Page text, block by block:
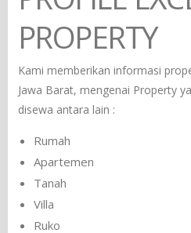
PROPERTY
Kami memberikan informasi
Jawa Barat, mengenai Property
disewa antara lain :
Rumah
Apartemen
Tanah
Villa
Ruko